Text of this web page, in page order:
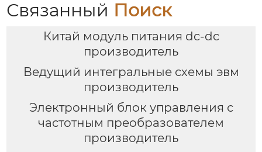
Связанный Поиск
Китай модуль питания dc-dc
производитель
Ведущий интегральные схемы эвм
производитель
Электронный блок управления с
частотным преобразователем
производитель